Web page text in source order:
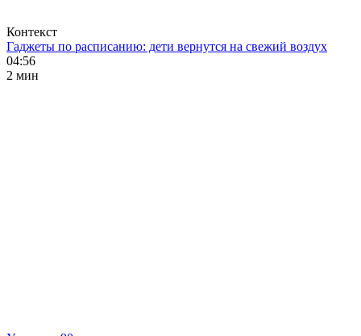
Контекст
Гаджеты по расписанию: дети вернутся на свежий воздух
04:56
2 мин